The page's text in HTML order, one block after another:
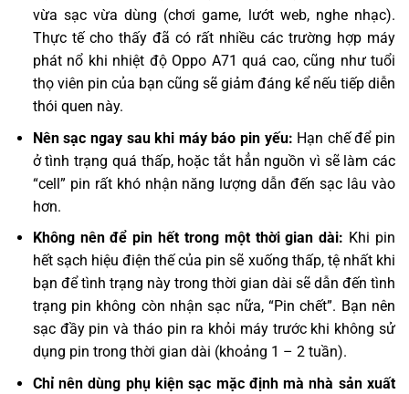
vừa sạc vừa dùng (chơi game, lướt web, nghe nhạc).
Thực tế cho thấy đã có rất nhiều các trường hợp máy
phát nổ khi nhiệt độ Oppo A71 quá cao, cũng như tuổi
thọ viên pin của bạn cũng sẽ giảm đáng kể nếu tiếp diễn
thói quen này.
Nên sạc ngay sau khi máy báo pin yếu: Hạn chế để pin
ở tình trạng quá thấp, hoặc tắt hẳn nguồn vì sẽ làm các
“cell” pin rất khó nhận năng lượng dẫn đến sạc lâu vào
hơn.
Không nên để pin hết trong một thời gian dài: Khi pin
hết sạch hiệu điện thế của pin sẽ xuống thấp, tệ nhất khi
bạn để tình trạng này trong thời gian dài sẽ dẫn đến tình
trạng pin không còn nhận sạc nữa, “Pin chết”. Bạn nên
sạc đầy pin và tháo pin ra khỏi máy trước khi không sử
dụng pin trong thời gian dài (khoảng 1 – 2 tuần).
Chỉ nên dùng phụ kiện sạc mặc định mà nhà sản xuất